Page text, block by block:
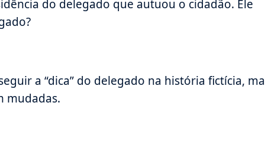
do delegado que autuou o cidadão. Ele
a “dica” do delegado na história fictícia,
mudadas.